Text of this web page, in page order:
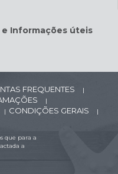
e Informações úteis
FREQUENTES |
|
| CONDIÇÕES GERAIS |
que para a
a